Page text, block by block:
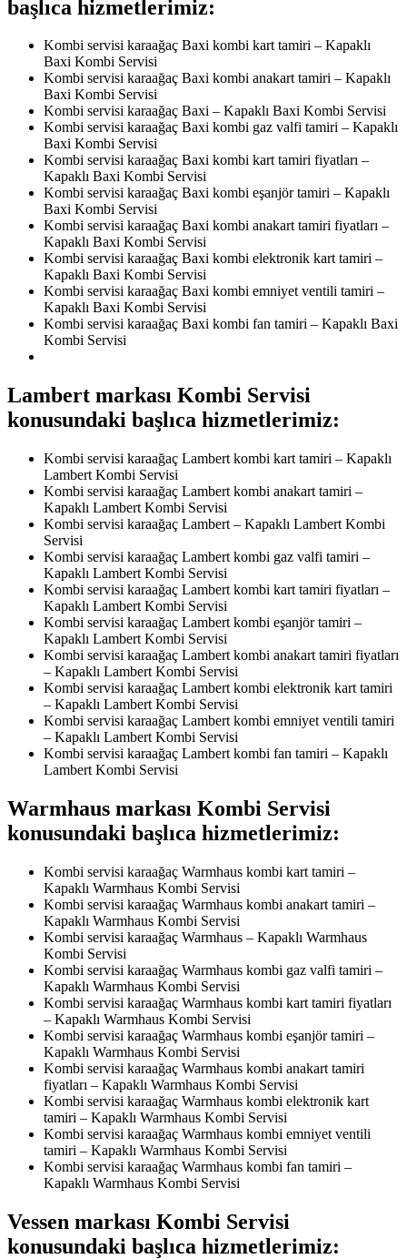
başlıca hizmetlerimiz:
Kombi servisi karaağaç Baxi kombi kart tamiri – Kapaklı
Baxi Kombi Servisi
Kombi servisi karaağaç Baxi kombi anakart tamiri – Kapaklı
Baxi Kombi Servisi
Kombi servisi karaağaç Baxi – Kapaklı Baxi Kombi Servisi
Kombi servisi karaağaç Baxi kombi gaz valfi tamiri – Kapaklı
Baxi Kombi Servisi
Kombi servisi karaağaç Baxi kombi kart tamiri fiyatları –
Kapaklı Baxi Kombi Servisi
Kombi servisi karaağaç Baxi kombi eşanjör tamiri – Kapaklı
Baxi Kombi Servisi
Kombi servisi karaağaç Baxi kombi anakart tamiri fiyatları –
Kapaklı Baxi Kombi Servisi
Kombi servisi karaağaç Baxi kombi elektronik kart tamiri –
Kapaklı Baxi Kombi Servisi
Kombi servisi karaağaç Baxi kombi emniyet ventili tamiri –
Kapaklı Baxi Kombi Servisi
Kombi servisi karaağaç Baxi kombi fan tamiri – Kapaklı Baxi
Kombi Servisi
Lambert markası Kombi Servisi
konusundaki başlıca hizmetlerimiz:
Kombi servisi karaağaç Lambert kombi kart tamiri – Kapaklı
Lambert Kombi Servisi
Kombi servisi karaağaç Lambert kombi anakart tamiri –
Kapaklı Lambert Kombi Servisi
Kombi servisi karaağaç Lambert – Kapaklı Lambert Kombi
Servisi
Kombi servisi karaağaç Lambert kombi gaz valfi tamiri –
Kapaklı Lambert Kombi Servisi
Kombi servisi karaağaç Lambert kombi kart tamiri fiyatları –
Kapaklı Lambert Kombi Servisi
Kombi servisi karaağaç Lambert kombi eşanjör tamiri –
Kapaklı Lambert Kombi Servisi
Kombi servisi karaağaç Lambert kombi anakart tamiri fiyatları
– Kapaklı Lambert Kombi Servisi
Kombi servisi karaağaç Lambert kombi elektronik kart tamiri
– Kapaklı Lambert Kombi Servisi
Kombi servisi karaağaç Lambert kombi emniyet ventili tamiri
– Kapaklı Lambert Kombi Servisi
Kombi servisi karaağaç Lambert kombi fan tamiri – Kapaklı
Lambert Kombi Servisi
Warmhaus markası Kombi Servisi
konusundaki başlıca hizmetlerimiz:
Kombi servisi karaağaç Warmhaus kombi kart tamiri –
Kapaklı Warmhaus Kombi Servisi
Kombi servisi karaağaç Warmhaus kombi anakart tamiri –
Kapaklı Warmhaus Kombi Servisi
Kombi servisi karaağaç Warmhaus – Kapaklı Warmhaus
Kombi Servisi
Kombi servisi karaağaç Warmhaus kombi gaz valfi tamiri –
Kapaklı Warmhaus Kombi Servisi
Kombi servisi karaağaç Warmhaus kombi kart tamiri fiyatları
– Kapaklı Warmhaus Kombi Servisi
Kombi servisi karaağaç Warmhaus kombi eşanjör tamiri –
Kapaklı Warmhaus Kombi Servisi
Kombi servisi karaağaç Warmhaus kombi anakart tamiri
fiyatları – Kapaklı Warmhaus Kombi Servisi
Kombi servisi karaağaç Warmhaus kombi elektronik kart
tamiri – Kapaklı Warmhaus Kombi Servisi
Kombi servisi karaağaç Warmhaus kombi emniyet ventili
tamiri – Kapaklı Warmhaus Kombi Servisi
Kombi servisi karaağaç Warmhaus kombi fan tamiri –
Kapaklı Warmhaus Kombi Servisi
Vessen markası Kombi Servisi
konusundaki başlıca hizmetlerimiz: